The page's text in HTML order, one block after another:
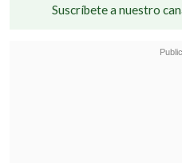
Suscríbete a nuestro